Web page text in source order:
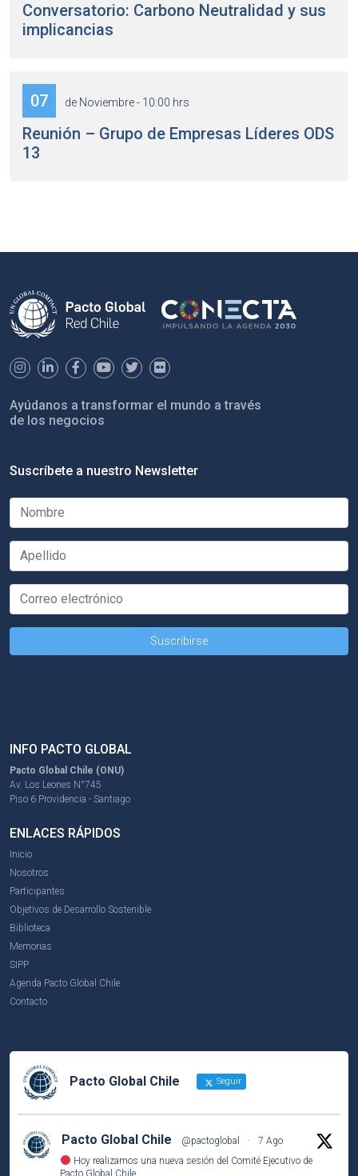
Conversatorio: Carbono Neutralidad y sus
implicancias
07 de Noviembre - 10:00 hrs
Reunión – Grupo de Empresas Líderes ODS
13
Ayúdanos a transformar el mundo a través
de los negocios
Suscríbete a nuestro Newsletter
INFO PACTO GLOBAL
Pacto Global Chile (ONU)
Av. Los Leones N°745
Piso 6 Providencia - Santiago
ENLACES RÁPIDOS
Inicio
Nosotros
Participantes
Objetivos de Desarrollo Sostenible
Biblioteca
Memorias
SIPP
Agenda Pacto Global Chile
Contacto
Pacto Global Chile Seguir
Pacto Global Chile @pactoglobal ·
7 Ago
Hoy realizamos una nueva sesión del Comité Ejecutivo de
Pacto Global Chile.